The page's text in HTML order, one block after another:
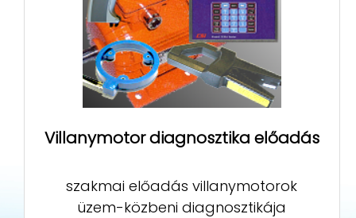
Villanymotor diagnosztika előadás
szakmai előadás villanymotorok
üzem-közbeni diagnosztikája